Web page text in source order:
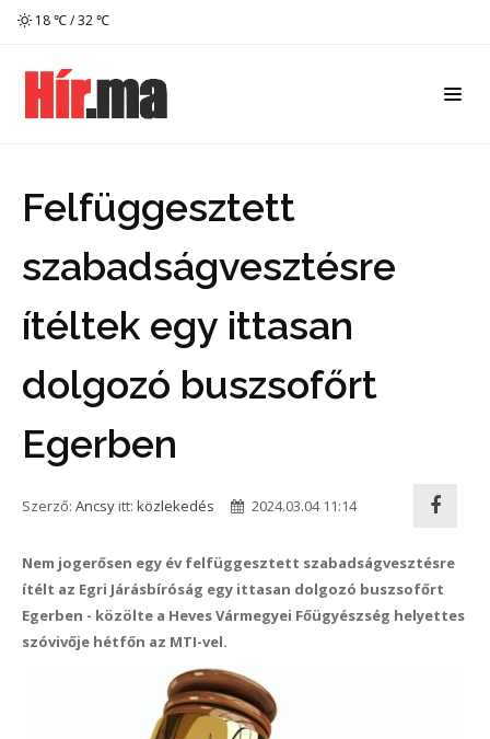
18 ℃ / 32 ℃
Felfüggesztett
szabadságvesztésre
ítéltek egy ittasan
dolgozó buszsofőrt
Egerben
Szerző: Ancsy itt: közlekedés 2024.03.04 11:14
Nem jogerősen egy év felfüggesztett szabadságvesztésre
ítélt az Egri Járásbíróság egy ittasan dolgozó buszsofőrt
Egerben - közölte a Heves Vármegyei Főügyészség helyettes
szóvivője hétfőn az MTI-vel.